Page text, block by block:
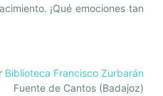
¡Qué emociones tan
Biblioteca Francisco Zurbarán
Fuente de Cantos (Badajoz)